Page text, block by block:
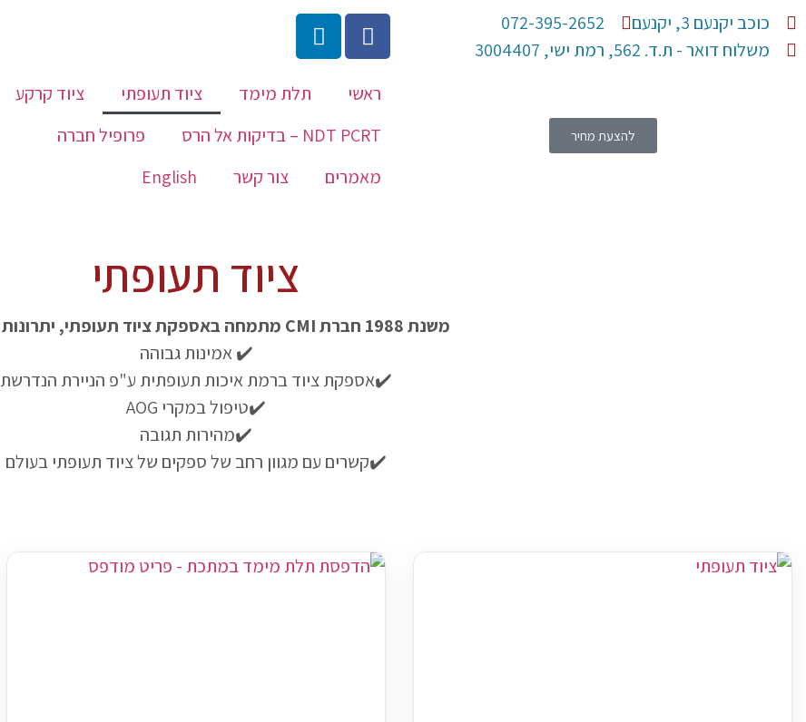
כוכב יקנעם 3, יקנעם
072-395-2652
משלוח דואר - ת.ד. 562, רמת ישי, 3004407​
להצעת מחיר
ראשי תלת מימד ציוד תעופתי
ציוד קרקע
NDT PCRT – בדיקות אל הרס
פרופיל חברה
מאמרים
צור קשר English
ציוד תעופתי
משנת 1988 חברת CMI מתמחה באספקת ציוד תעופתי, יתרונות החברה:
✔️ אמינות גבוהה
✔️אספקת ציוד ברמת איכות תעופתית ע"פ הניירת הנדרשת
✔️טיפול במקרי AOG
✔️מהירות תגובה
✔️קשרים עם מגוון רחב של ספקים של ציוד תעופתי בעולם